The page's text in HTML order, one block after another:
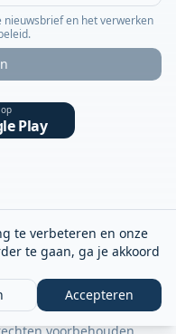
te verbeteren en onze
te gaan, ga je akkoord
Accepteren
nieuwsbrief en het verwerken
Play